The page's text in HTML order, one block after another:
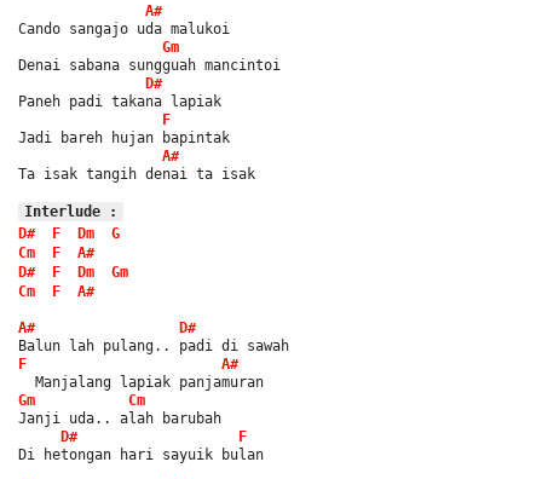
A#
Cando sangajo uda malukoi
Gm
Denai sabana sungguah mancintoi
D#
Paneh padi takana lapiak
F
Jadi bareh hujan bapintak
A#
Ta isak tangih denai ta isak
Interlude :
D#
F Dm
G
Cm
F
A#
D#
F Dm
Gm
Cm
F A#
A#
D#
Balun lah pulang.. padi di sawah
F
A#
  Manjalang lapiak panjamuran
Gm
Cm
Janji uda.. alah barubah
D#
F
Di hetongan hari sayuik bulan